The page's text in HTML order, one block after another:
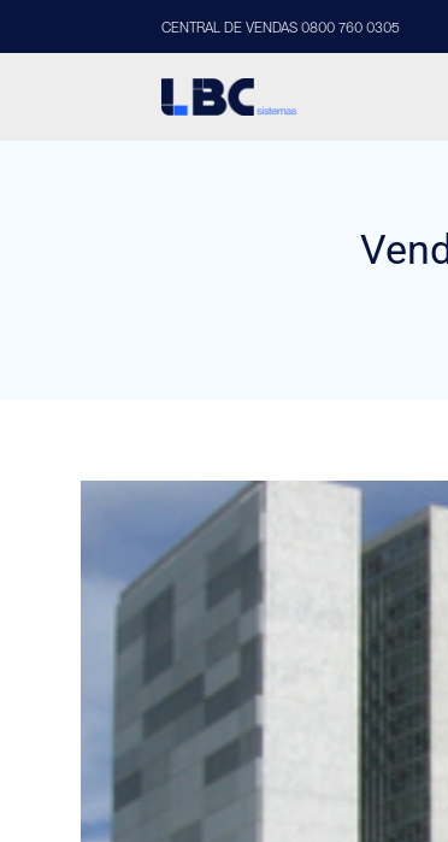
CENTRAL DE VENDAS 0800 760 0305